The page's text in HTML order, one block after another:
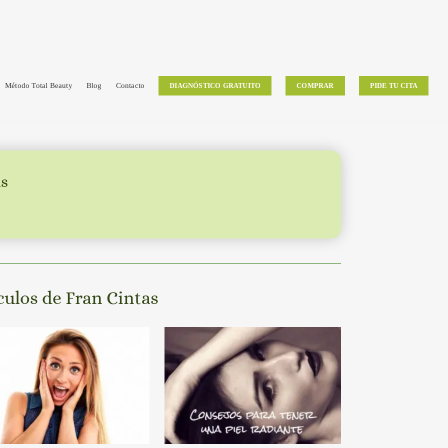
Método Total Beauty Blog Contacto DIAGNÓSTICO GRATUITO COMPRAR PIDE TU CITA
de Fran Cintas